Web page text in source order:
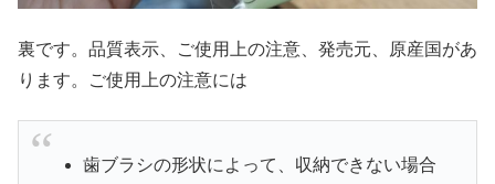
裏です。品質表示、ご使用上の注意、発売元、原産国があ
ります。ご使用上の注意には
歯ブラシの形状によって、収納できない場合